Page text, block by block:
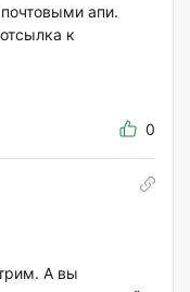
апи.
к
0
А вы